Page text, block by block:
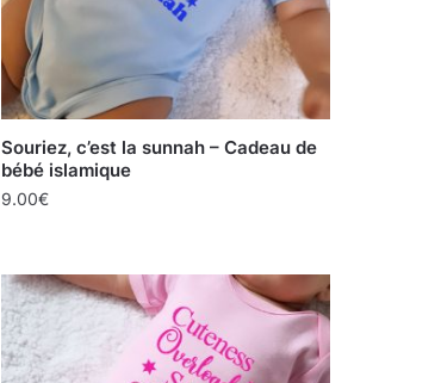
Souriez, c’est la sunnah – Cadeau de
bébé islamique
9.00€